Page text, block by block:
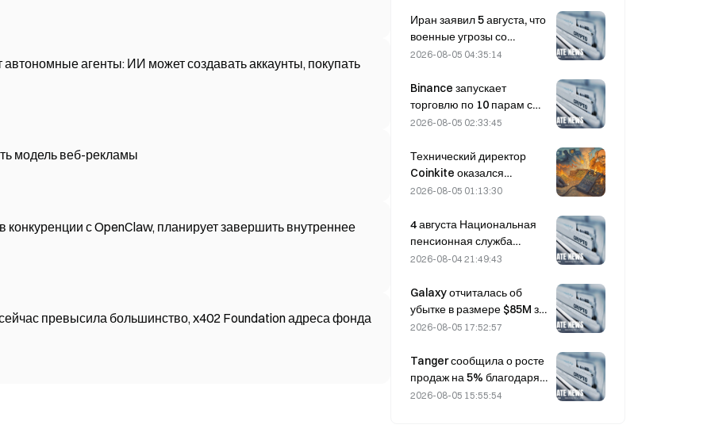
агенты: ИИ может создавать аккаунты, покупать
модель веб-рекламы
с OpenClaw, планирует завершить внутреннее
превысила большинство, x402 Foundation адреса фонда
финансовые результаты
подтвердить логику роста?
Иран заявил 5 августа, что
военные угрозы со
стороны США
соглашения с Оманом по
вопросу Ормузского
пролива.
2026-08-05 04:35:14
Binance запускает
торговлю по 10 парам с
bStocks сегодня в 20:00
комиссией для мейкеров.
2026-08-05 02:33:45
Технический директор
Coinkite оказался
вовлечён в инцидент,
Coldcard, который привёл
к четырём волнам атак и
убыткам в размере 114
2026-08-05 01:13:30
4 августа Национальная
пенсионная служба
Южной Кореи делает
на фоне волатильности
рынка
2026-08-04 21:49:43
Galaxy отчиталась об
убытке в размере $85M за
второй квартал 2026 года;
млн долларов ниже
прогноза, акции упали на
7,23%.
2026-08-05 17:52:57
Tanger сообщила о росте
продаж на 5% благодаря
туристическому потоку,
2026-08-05 15:55:54